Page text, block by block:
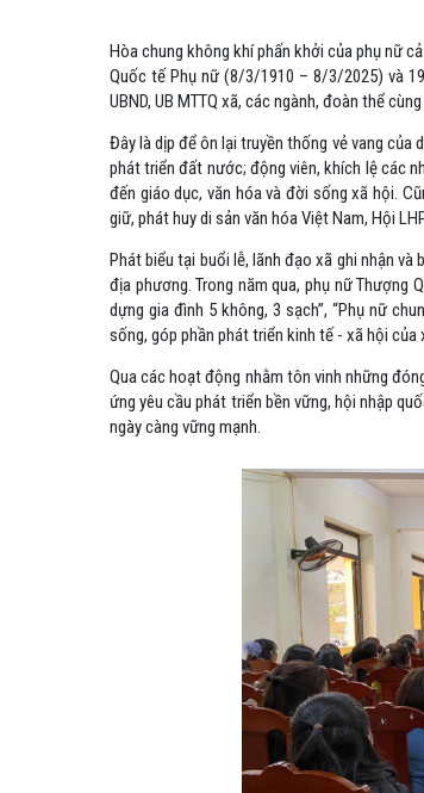
Hòa chung không khí phấn khởi của phụ nữ
Quốc tế Phụ nữ (8/3/1910 – 8/3/2025) và
UBND, UB MTTQ xã, các ngành, đoàn thể
Đây là dịp để ôn lại truyền thống vẻ vang
phát triển đất nước; động viên, khích lệ các
đến giáo dục, văn hóa và đời sống xã hội.
giữ, phát huy di sản văn hóa Việt Nam, Hội
Phát biểu tại buổi lễ, lãnh đạo xã ghi nhận
địa phương. Trong năm qua, phụ nữ Thượng
dựng gia đình 5 không, 3 sạch”, “Phụ nữ
sống, góp phần phát triển kinh tế - xã hội của
Qua các hoạt động nhằm tôn vinh những
ứng yêu cầu phát triển bền vững, hội nhập
ngày càng vững mạnh.